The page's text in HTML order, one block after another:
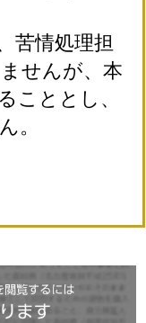
苦情処理担
せんが、本
こととし、
。